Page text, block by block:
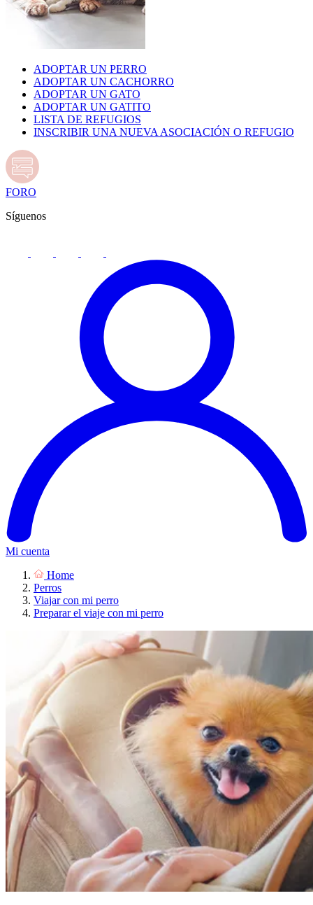
ADOPTAR UN PERRO
ADOPTAR UN CACHORRO
ADOPTAR UN GATO
ADOPTAR UN GATITO
LISTA DE REFUGIOS
INSCRIBIR UNA NUEVA ASOCIACIÓN O REFUGIO
FORO
Síguenos
Mi cuenta
Home
Perros
Viajar con mi perro
Preparar el viaje con mi perro